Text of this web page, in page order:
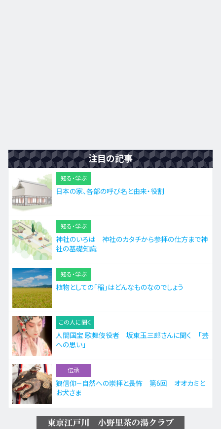
注目の記事
知る・学ぶ
日本の家、各部の呼び名と由来・役割
知る・学ぶ
神社のいろは 神社のカタチから参拝の仕方まで神
社の基礎知識
知る・学ぶ
植物としての「稲」はどんなものなのでしょう
この人に聞く
人間国宝 歌舞伎役者 坂東玉三郎さんに聞く 「芸
への思い」
伝承
狼信仰—自然への崇拝と畏怖 第6回 オオカミと
お犬さま